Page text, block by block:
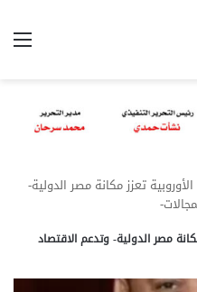
تعزز مكانة مصر الدولية-
مصر الدولية- وتدعم الاقتصاد